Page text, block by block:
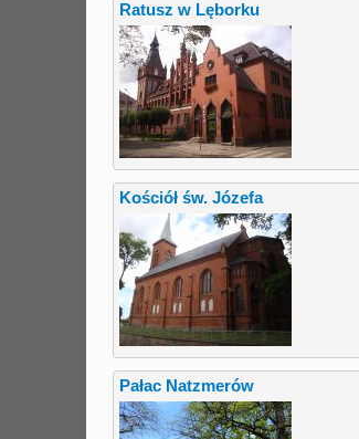
Ratusz w Lęborku
Kościół św. Józefa
Pałac Natzmerów